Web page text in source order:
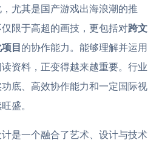
尤其是国产游戏出海浪潮的推
限于高超的画技，更包括对跨文
目的协作能力。能够理解并运用
资料，正变得越来越重要。行业
底、高效协作能力和一定国际视
盛。
是一个融合了艺术、设计与技术